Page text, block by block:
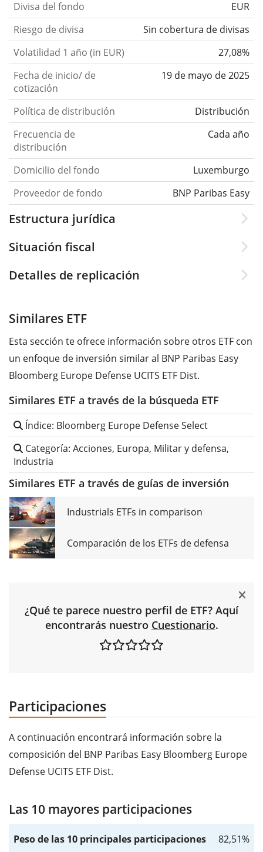
Divisa del fondo
EUR
Riesgo de divisa
Sin cobertura de divisas
Volatilidad 1 año (in EUR)
27,08%
Fecha de inicio/ de
cotización
19 de mayo de 2025
Política de distribución
Distribución
Frecuencia de
distribución
Cada año
Domicilio del fondo
Luxemburgo
Proveedor de fondo
BNP Paribas Easy
Estructura jurídica
Situación fiscal
Detalles de replicación
Similares ETF
Esta sección te ofrece información sobre otros ETF con
un enfoque de inversión similar al BNP Paribas Easy
Bloomberg Europe Defense UCITS ETF Dist.
Similares ETF a través de la búsqueda ETF
Índice: Bloomberg Europe Defense Select
Categoría: Acciones, Europa, Militar y defensa,
Industria
Similares ETF a través de guías de inversión
Industrials ETFs in comparison
Comparación de los ETFs de defensa
¿Qué te parece nuestro perfil de ETF? Aquí
encontrarás nuestro Cuestionario.
Participaciones
A continuación encontrará información sobre la
composición del BNP Paribas Easy Bloomberg Europe
Defense UCITS ETF Dist.
Las 10 mayores participaciones
Peso de las 10 principales participaciones
82,51%